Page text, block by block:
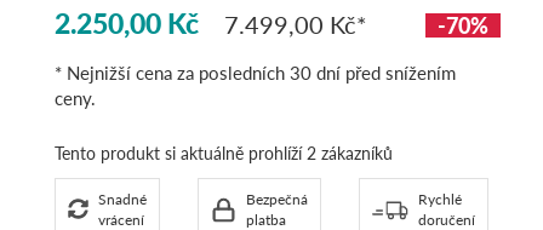
2.250,00 Kč 7.499,00 Kč -70%
* Nejnižší cena za posledních 30 dní před snížením
ceny.
Tento produkt si aktuálně prohlíží 2 zákazníků
Snadné
vrácení
Bezpečná
platba
Rychlé
doručení